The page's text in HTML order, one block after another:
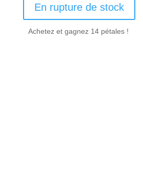
En rupture de stock
Achetez et gagnez 14 pétales !